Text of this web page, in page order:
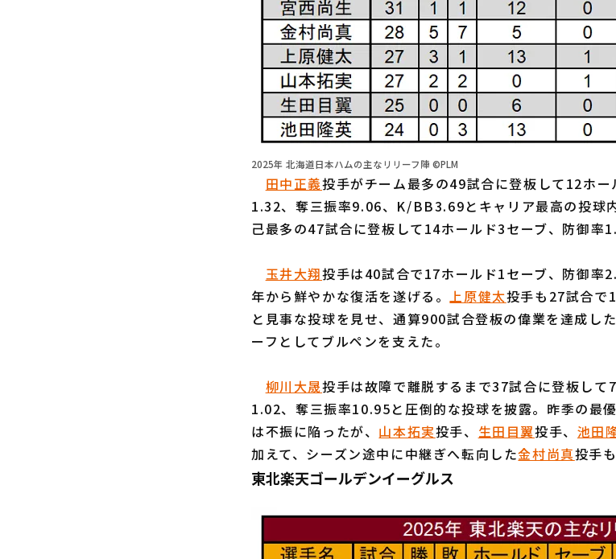
2025年 北海道日本ハムの主なリリーフ陣 ©PLM
田中正義投手がチーム最多の49試合に登板して12ホ
1.32、奪三振率9.06、K/BB3.69とキャリア最高の投球内
己最多の47試合に登板して14ホールド3セーブ、防御率
玉井大翔投手は40試合で17ホールド1セーブ、防御率
年から鮮やかな復活を遂げる。上原健太投手も27試合で
と見事な投球を見せ、通算900試合登板の偉業を達成した
ーフとしてブルペンを支えた。
柳川大晟投手は故障で離脱するまで37試合に登板して
1.02、奪三振率10.95と圧倒的な投球を披露。昨季の最
は不振に陥ったが、 山本拓実投手、 生田目翼投手、 池田
加えて、シーズン途中に中継ぎへ転向した金村尚真投手
東北楽天ゴールデンイーグルス